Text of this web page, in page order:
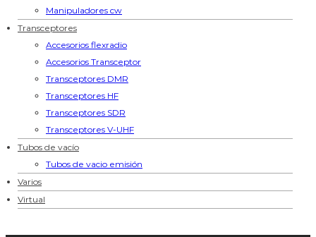
Manipuladores cw
Transceptores
Accesorios flexradio
Accesorios Transceptor
Transceptores DMR
Transceptores HF
Transceptores SDR
Transceptores V-UHF
Tubos de vacío
Tubos de vacio emisión
Varios
Virtual